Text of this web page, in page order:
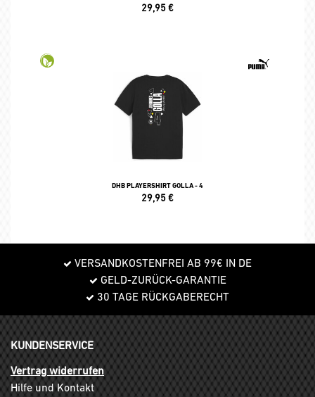
29,95€
DHB PLAYERSHIRT GOLLA - 4
29,95€
VERSANDKOSTENFREI AB 99€ IN DE
GELD-ZURÜCK-GARANTIE
30 TAGE RÜCKGABERECHT
KUNDENSERVICE
Vertrag widerrufen
Hilfe und Kontakt